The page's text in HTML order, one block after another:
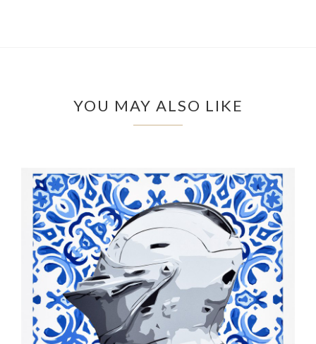
YOU MAY ALSO LIKE